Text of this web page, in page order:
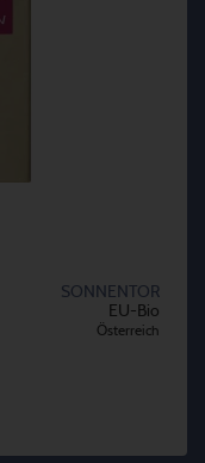
SONNENTOR
EU-Bio
Österreich